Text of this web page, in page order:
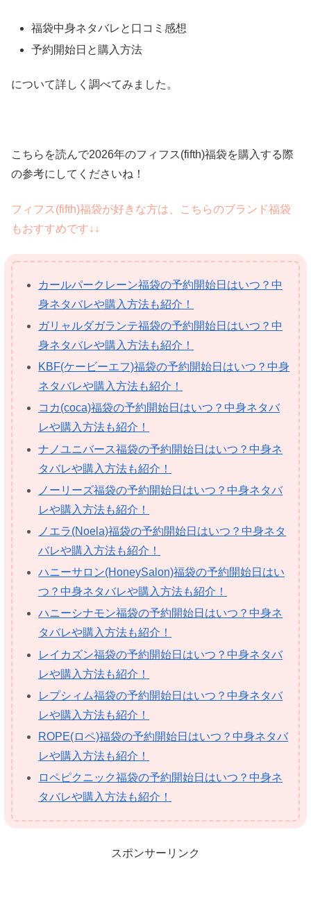
福袋中身ネタバレと口コミ感想
予約開始日と購入方法
について詳しく調べてみました。
こちらを読んで2026年のフィフス(fifth)福袋を購入する際
の参考にしてくださいね！
フィフス(fifth)福袋が好きな方は、こちらのブランド福袋
もおすすめです↓↓
カールパークレーン福袋の予約開始日はいつ？中
身ネタバレや購入方法も紹介！
ガリャルダガランテ福袋の予約開始日はいつ？中
身ネタバレや購入方法も紹介！
KBF(ケービーエフ)福袋の予約開始日はいつ？中身
ネタバレや購入方法も紹介！
コカ(coca)福袋の予約開始日はいつ？中身ネタバ
レや購入方法も紹介！
ナノユニバース福袋の予約開始日はいつ？中身ネ
タバレや購入方法も紹介！
ノーリーズ福袋の予約開始日はいつ？中身ネタバ
レや購入方法も紹介！
ノエラ(Noela)福袋の予約開始日はいつ？中身ネタ
バレや購入方法も紹介！
ハニーサロン(HoneySalon)福袋の予約開始日はい
つ？中身ネタバレや購入方法も紹介！
ハニーシナモン福袋の予約開始日はいつ？中身ネ
タバレや購入方法も紹介！
レイカズン福袋の予約開始日はいつ？中身ネタバ
レや購入方法も紹介！
レプシィム福袋の予約開始日はいつ？中身ネタバ
レや購入方法も紹介！
ROPE(ロペ)福袋の予約開始日はいつ？中身ネタバ
レや購入方法も紹介！
ロペピクニック福袋の予約開始日はいつ？中身ネ
タバレや購入方法も紹介！
スポンサーリンク